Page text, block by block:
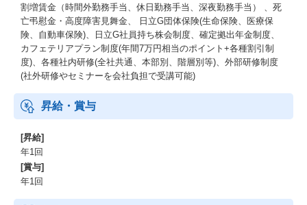
り 会社の費用負担で受けることが可能
∟会社外の研修も促進している 10万円～20万円の研修も会社
負担で受けることが可能
∟業務中に開催されるものであれば、研修を優先できる
∟業務後は社内研修勤怠を押しながら研修を受けることができ
る など多数
割増賃金（時間外勤務手当、休日勤務手当、深夜勤務手当） 、死
亡弔慰金・高度障害見舞金、 日立G団体保険(生命保険、医療保
険、自動車保険)、日立G社員持ち株会制度、確定拠出年金制度、
カフェテリアプラン制度(年間7万円相当のポイント+各種割引制
度)、各種社内研修(全社共通、本部別、階層別等)、外部研修制度
(社外研修やセミナーを会社負担で受講可能)
昇給・賞与
[昇給]
年1回
[賞与]
年1回